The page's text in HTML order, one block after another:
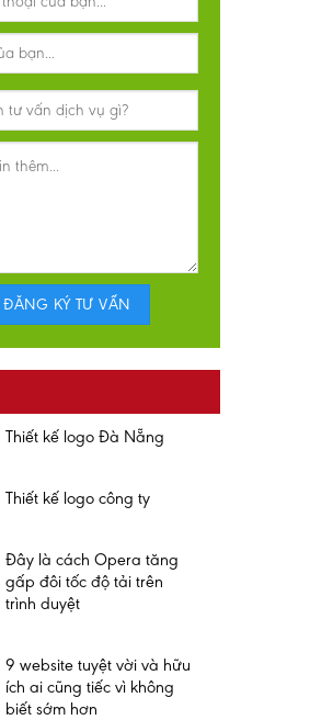
Thiết kế logo Đà Nẵng
Thiết kế logo công ty
Đây là cách Opera tăng
gấp đôi tốc độ tải trên
trình duyệt
9 website tuyệt vời và hữu
ích ai cũng tiếc vì không
biết sớm hơn